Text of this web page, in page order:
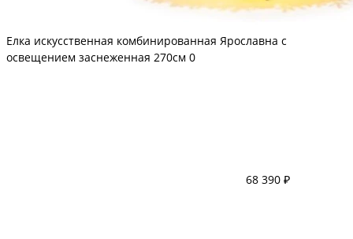
Елка искусственная комбинированная Ярославна с
освещением заснеженная 270см 0
68 390 ₽